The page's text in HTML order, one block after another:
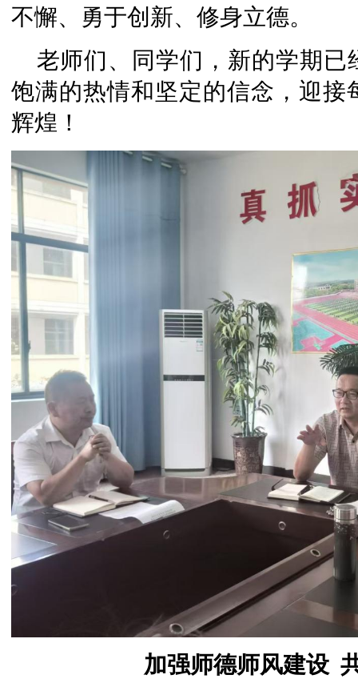
不懈、勇于创新、修身立德。
老师们、同学们，新的学期
饱满的热情和坚定的信念，迎
辉煌！
加强师德师风建设